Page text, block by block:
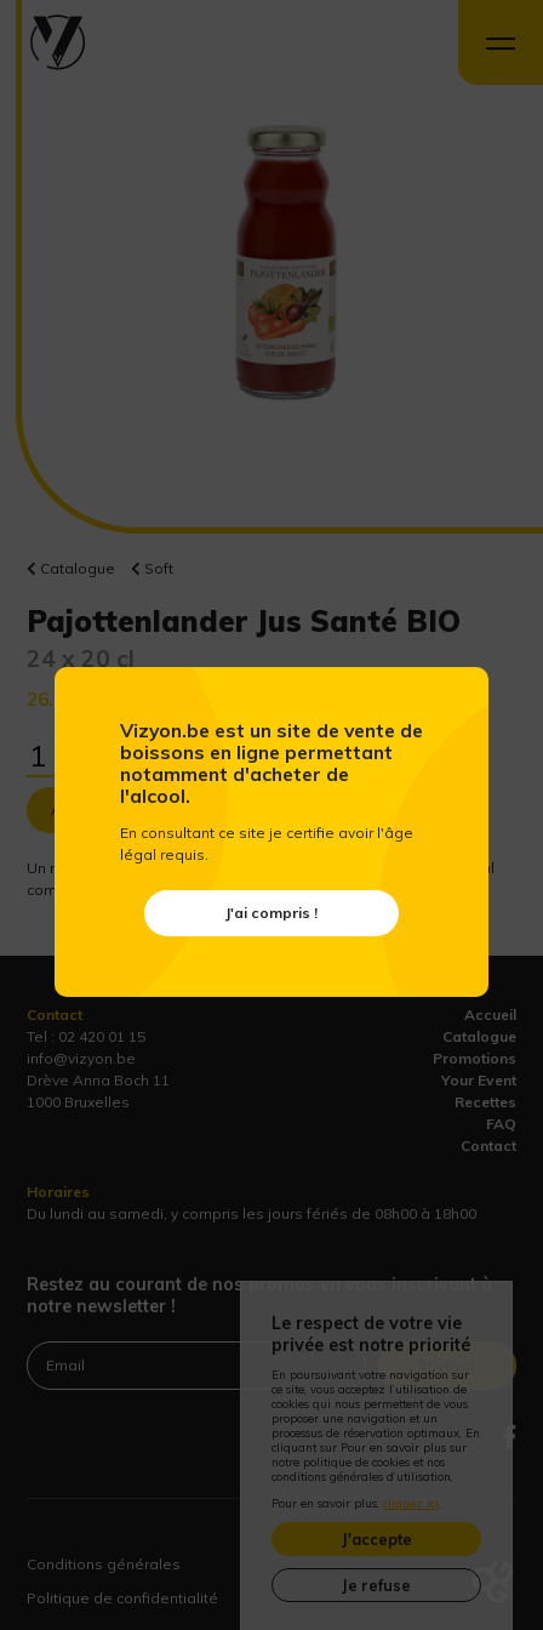
Catalogue Soft
Pajottenlander Jus Santé BIO
24 x 20 cl
26.64 €
Ajouter au panier
Un mélange de légumes et d’herbes fraîchement pressées, idéal
comme en-cas.
Accueil
Catalogue
Promotions
Your Event
Recettes
FAQ
Contact
Contact
Tel : 02 420 01 15
info@vizyon.be
Drève Anna Boch 11
1000 Bruxelles
Horaires
Du lundi au samedi, y compris les jours fériés de 08h00 à 18h00
Restez au courant de nos promos en vous inscrivant à
notre newsletter !
Conditions générales
Politique de confidentialité
Le respect de votre vie
privée est notre priorité
En poursuivant votre navigation sur
ce site, vous acceptez l’utilisation de
cookies qui nous permettent de vous
proposer une navigation et un
processus de réservation optimaux. En
cliquant sur Pour en savoir plus sur
notre politique de cookies et nos
conditions générales d’utilisation,
Pour en savoir plus, cliquez ici
J'accepte
Je refuse
Vizyon.be est un site de vente de
boissons en ligne permettant
notamment d'acheter de
l'alcool.
En consultant ce site je certifie avoir l'âge
légal requis.
J'ai compris !